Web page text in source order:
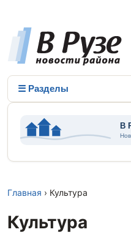
☰ Разделы
Главная › Культура
Культура